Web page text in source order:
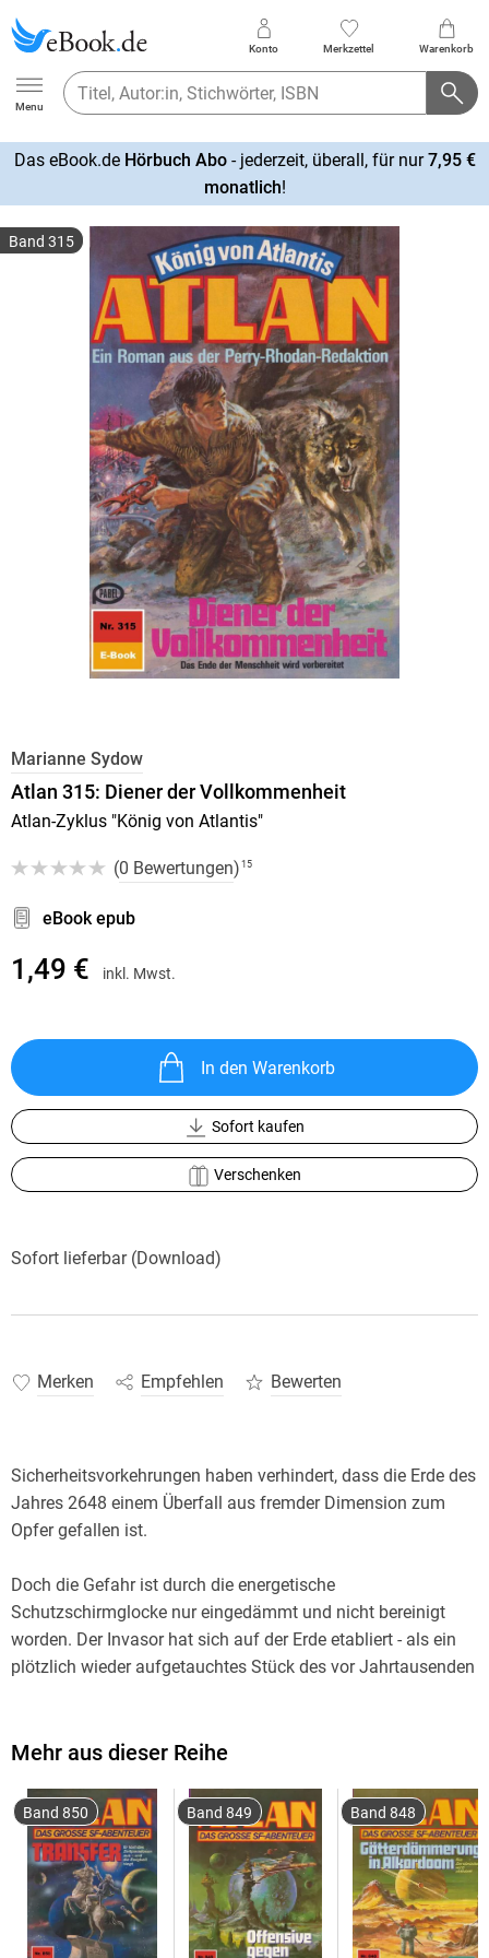
Ebook.de
Menu
Konto Merkzettel Warenkorb
Das eBook.de Hörbuch Abo- jederzeit, überall, für nur7,95 €
monatlich!
Band 315
Marianne Sydow
Atlan 315: Diener der Vollkommenheit
Atlan-Zyklus "König von Atlantis"
(0 Bewertungen) 15
eBook epub
1,49 € inkl. Mwst.
In den Warenkorb
Sofort kaufen
Verschenken
Sofort lieferbar (Download)
Merken Empfehlen Bewerten
Sicherheitsvorkehrungen haben verhindert, dass die Erde des
Jahres 2648 einem Überfall aus fremder Dimension zum
Doch die Gefahr ist durch die energetische
Schutzschirmglocke nur eingedämmt und nicht bereinigt
worden. Der Invasor hat sich auf der Erde etabliert - als ein
plötzlich wieder aufgetauchtes Stück des vor Jahrtausenden
Atlan, Lordadmiral der USO, und Razamon, der Berserker - er
die Erde verbannt und durch einen "Zeitklumpen" relativ
unsterblich gemacht - sind die einzigen, die den
"Wölbmantel" unbeschadet durchdringen können, mit dem
sich die geheimnisvollen Leiter der Invasion ihrerseits vor
ungebetenen Gästen schützen.
Mehr aus dieser Reihe
Band 850 Band 849 Band 848